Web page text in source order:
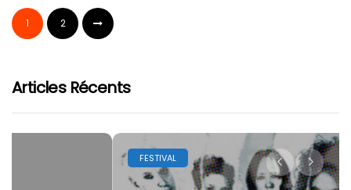
1 2
Articles Récents